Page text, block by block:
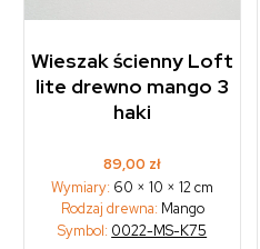
Wieszak ścienny Loft
lite drewno mango 3
haki
89,00 zł
Wymiary: 60 × 10 × 12 cm
Rodzaj drewna: Mango
Symbol: 0022-MS-K75